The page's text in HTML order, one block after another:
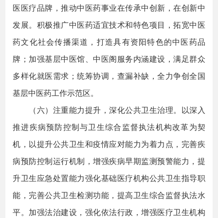
医医疗品牌，推动中医药事业在传承中创新，在创新中
发展。积极推广中医药适宜技术和特色项目，拓宽中医
药文化社会传播渠道，打造具有资阳特色的中医药品
牌；加强基层中医馆、中医阁服务内涵建设，满足群众
多样化就医需求；统筹协调，查漏补缺，全力争创全国
基层中医药工作示范区。
（六）注重能力提升，深化公共卫生治理。以深入
推进疾病预防控制与卫生综合监督执法机构改革为契
机，以提升公共卫生和疫情应对能力为着力点，完善疾
病预防控制运行机制，增强疾病早期监测预警能力，提
升卫生应急处置能力强化基础医疗机构公共卫生指导职
能，完善公共卫生检测功能，提高卫生综合监督执法水
平。加强法治建设，强化依法行政，增强医疗卫生机构